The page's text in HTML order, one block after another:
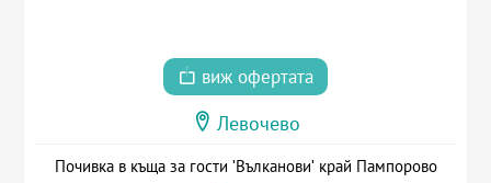
виж офертата
Левочево
Почивка в къща за гости 'Вълканови' край Пампорово